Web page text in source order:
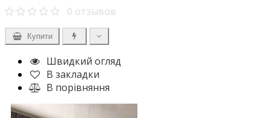
0 отзывов
Купити
Швидкий огляд
В закладки
В порівняння